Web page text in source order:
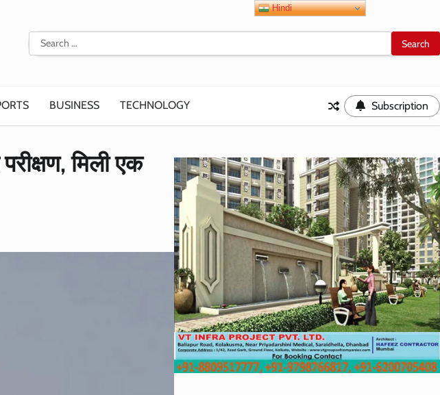
Search
for:
BUSINESS TECHNOLOGY Subscription
मिली एक
Hindi